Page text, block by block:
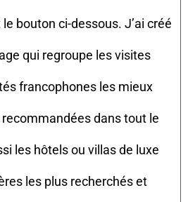
bouton ci-dessous. J’ai créé
qui regroupe les visites
francophones les mieux
dans tout le
les hôtels ou villas de luxe
les plus recherchés et